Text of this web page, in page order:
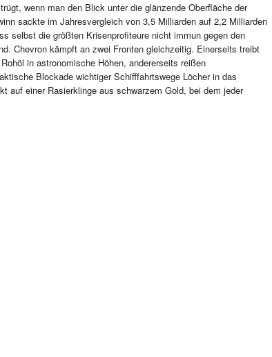
wenn man den Blick unter die glänzende Oberfläche der
sackte im Jahresvergleich von 3,5 Milliarden auf 2,2 Milliarden
selbst die größten Krisenprofiteure nicht immun gegen den
Chevron kämpft an zwei Fronten gleichzeitig. Einerseits treibt
in astronomische Höhen, andererseits reißen
Blockade wichtiger Schifffahrtswege Löcher in das
auf einer Rasierklinge aus schwarzem Gold, bei dem jeder